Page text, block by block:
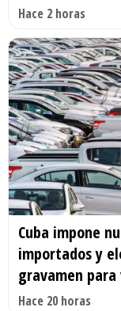
Hace 2 horas
Cuba impone
importados y
gravamen
Hace 20 horas